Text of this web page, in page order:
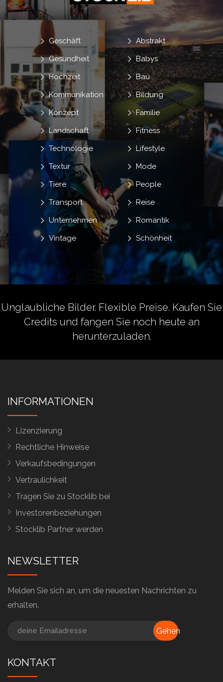
Abstrakt
Babys
Bau
Bildung
Familie
Fitness
Geschäft
Gesundheit
Hochzeit
Kommunikation
Konzept
Landschaft
Lifestyle
Mode
People
Reise
Romantik
Schönheit
Technologie
Textur
Tiere
Transport
Unternehmen
Vintage
Unglaubliche Bilder. Flexible Preise. Kaufen Sie
Credits und fangen Sie noch heute an
herunterzuladen.
INFORMATIONEN
Lizenzierung
Rechtliche Hinweise
Verkaufsbedingungen
Vertraulichkeit
Tragen Sie zu Stocklib bei
Investorenbeziehungen
Stocklib Partner werden
NEWSLETTER
Melden Sie sich an, um die neuesten Nachrichten zu
erhalten.
Gehen
KONTAKT